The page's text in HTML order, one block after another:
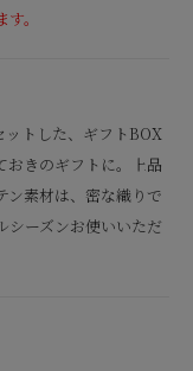
。
ットした、ギフトBOX
おきのギフトに。上品
ン素材は、密な織りで
シーズンお使いいただ